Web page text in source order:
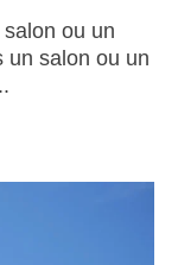
ou un
un salon ou un